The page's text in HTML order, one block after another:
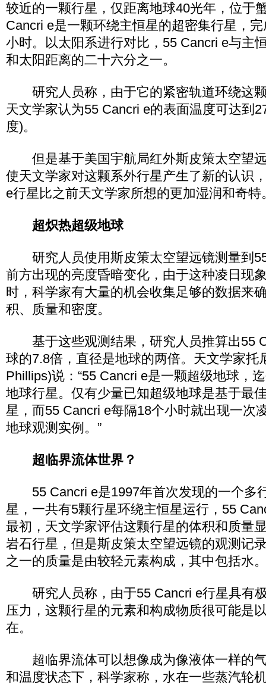
较近的一颗行星，仅距离地球40光年，位于
Cancri e是一颗环绕主恒星的超密集行星，
小时。以太阳系进行对比，55 Cancri e与主
和太阳距离的二十六分之一。
研究人员称，由于它的紧密轨道环绕这
天文学家认为55 Cancri e的表面温度可达到
度)。
但是基于美国宇航局红外斯皮策太空望
使天文学家对这颗系外行星产生了新的认识
e行星比之前天文学家所想的更加湿润和奇特
超炽热超级地球
研究人员使用斯皮策太空望远镜测量到
前方出现的亮度昏暗变化，由于这种凌日现
时，科学家有大量的机会收集足够的数据来
积、质量和密度。
基于这些观测结果，研究人员推算出55
球的7.8倍，直径是地球的两倍。天文学家托
Phillips)说：“55 Cancri e是一颗超级地球，
地球行星。仅有少量已知超级地球是基于最
星，而55 Cancri e每隔18个小时就出现一次
地球观测实例。”
超临界流体世界？
55 Cancri e是1997年首次发现的一个多
星，一共有5颗行星环绕主恒星运行，55
最初，天文学家评估这颗行星的体积和质量
岩石行星，但是斯皮策太空望远镜的观测记
之一的质量是由较轻元素构成，其中包括水
研究人员称，由于55 Cancri e行星具有
压力，这颗行星的元素和构成物质很可能是
在。
超临界流体可以想像成为像液体一样的
和温度状态下，科学家称，水在一些蒸汽轮